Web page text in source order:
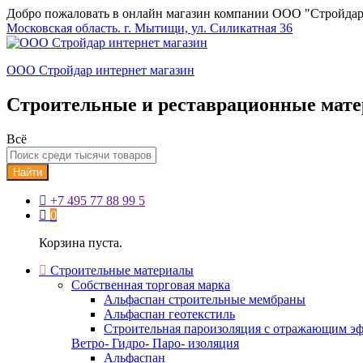
Добро пожаловать в онлайн магазин компании ООО
Московская область. г. Мытищи, ул. Силикатная 36
ООО Стройдар интернет магазин
Строительные и реставрационные
Всё
Найти
+7 495 77 88 99 5
0
Корзина пуста.
Строительные материалы
Собственная торговая марка
Альфаспан строительные мембраны
Альфаспан геотекстиль
Строительная пароизоляция с отражающим
Ветро- Гидро- Паро- изоляция
Альфаспан